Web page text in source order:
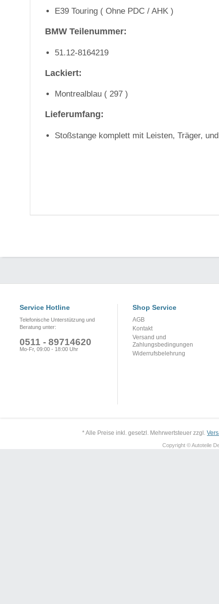
E39 Touring ( Ohne PDC / AHK )
BMW Teilenummer:
51.12-8164219
Lackiert:
Montrealblau ( 297 )
Lieferumfang:
Stoßstange komplett mit Leisten, Träger,
Service Hotline
Telefonische Unterstützung und
Beratung unter:
0511 - 89714620
Mo-Fr, 09:00 - 18:00 Uhr
Shop Service
AGB
Kontakt
Versand und
Zahlungsbedingungen
Widerrufsbelehrung
* Alle Preise inkl. gesetzl. Mehrwertsteuer zzgl.
Copyright © Autoteile